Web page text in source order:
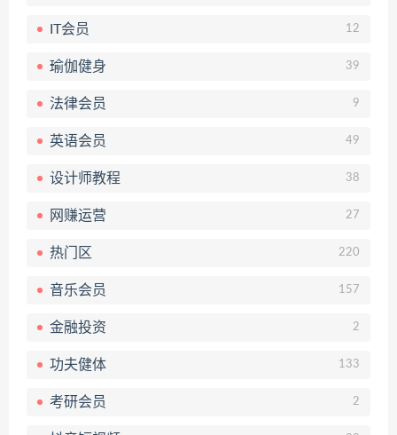
IT会员 12
瑜伽健身 39
法律会员 9
英语会员 49
设计师教程 38
网赚运营 27
热门区 220
音乐会员 157
金融投资 2
功夫健体 133
考研会员 2